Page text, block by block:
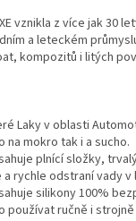
vznikla z více jak 30
a leteckém
kompozitů i litých
Laky v oblasti
na mokro tak i a sucho.
plnící složky,
a rychle odstraní vady v
silikony 100%
používat ručně i strojně